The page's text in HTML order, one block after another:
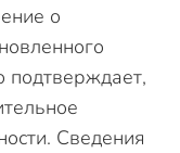
о
подтверждает,
Сведения